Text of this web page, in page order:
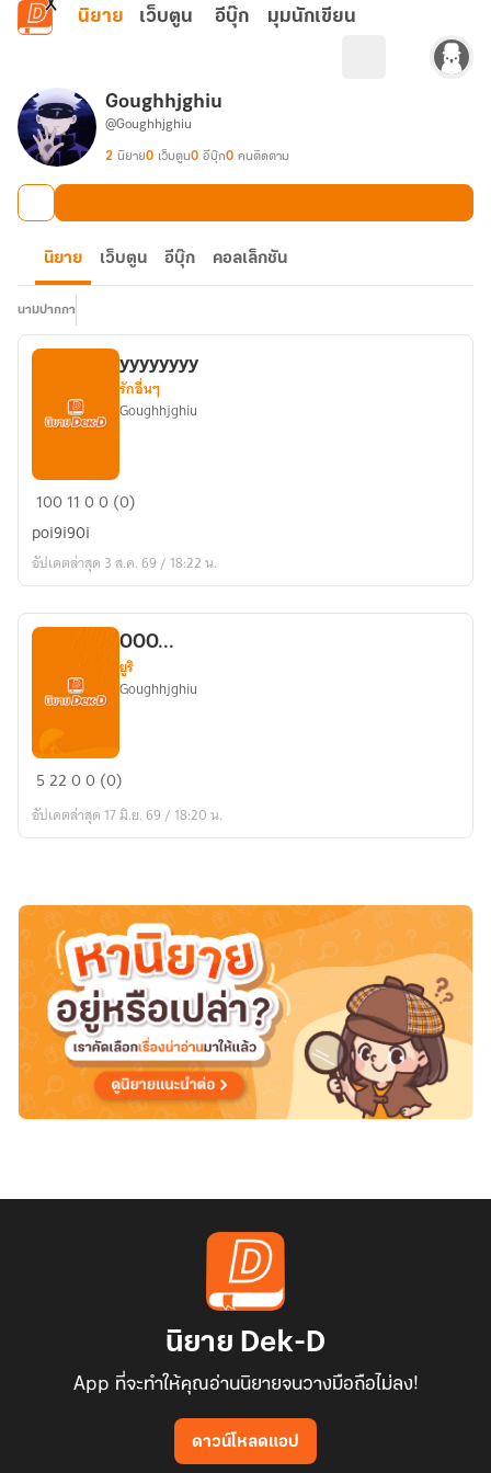
ข้ามไปยังเนื้อหาหลัก
นิยาย เว็บตูน อีบุ๊ก มุมนักเขียน
Goughhjghiu
@Goughhjghiu
2 นิยาย0 เว็บตูน0 อีบุ๊ก0 คนติดตาม
นิยาย เว็บตูน อีบุ๊ก คอลเล็กชัน
นามปากกา
yyyyyyyy
yyyyyyyy
รักอื่นๆ
Goughhjghiu
1001100 (0)
poi9i90i
อัปเดตล่าสุด 3 ส.ค. 69 / 18:22 น.
OOO...
OOO...
ยูริ
Goughhjghiu
52200 (0)
อัปเดตล่าสุด 17 มิ.ย. 69 / 18:20 น.
นิยาย Dek-D
App ที่จะทำให้คุณอ่านนิยายจนวางมือถือไม่ลง!
ดาวน์โหลดแอป